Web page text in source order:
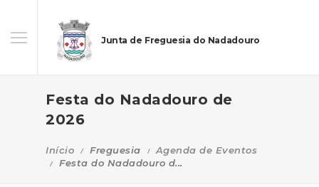
Junta de Freguesia do Nadadouro
Festa do Nadadouro de
2026
Início Freguesia
Agenda de Eventos
Festa do Nadadouro d...